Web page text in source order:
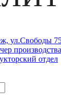
ул.Свободы
производства
отдел